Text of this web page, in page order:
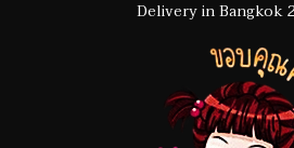
Delivery in Bangkok